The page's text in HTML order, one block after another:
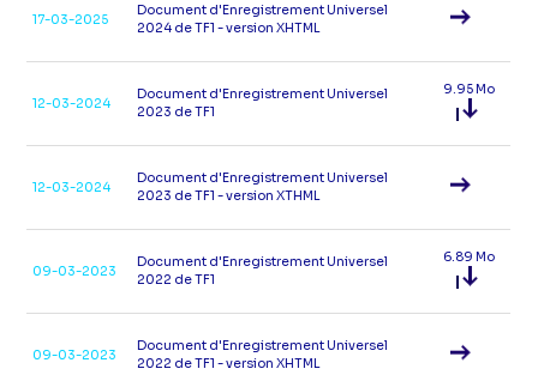
17-03-2025
Document d'Enregistrement Universel
2024 de TF1 - version XHTML
12-03-2024
Document d'Enregistrement Universel
2023 de TF1
9.95 Mo
12-03-2024
Document d'Enregistrement Universel
2023 de TF1 - version XTHML
09-03-2023
Document d'Enregistrement Universel
2022 de TF1
6.89 Mo
09-03-2023
Document d'Enregistrement Universel
2022 de TF1 - version XHTML